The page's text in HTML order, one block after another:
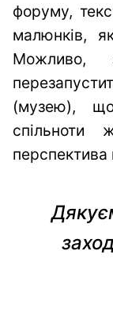
форуму,
малюнків,
Можливо,
(музею),